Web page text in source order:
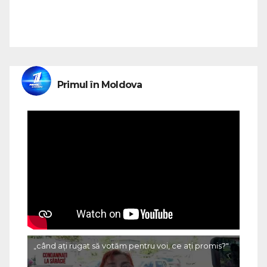
Primul în Moldova
„când ați rugat să votăm pentru voi, ce ați promis?"